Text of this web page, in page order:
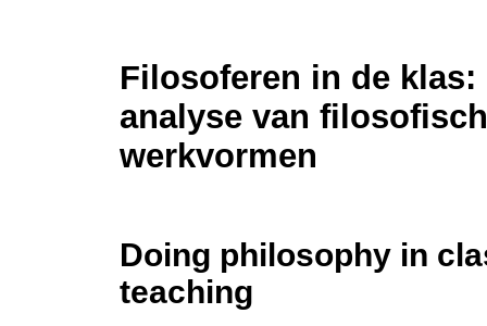
Filosoferen in de klas:
analyse van
werkvormen
Doing philosophy in
teaching